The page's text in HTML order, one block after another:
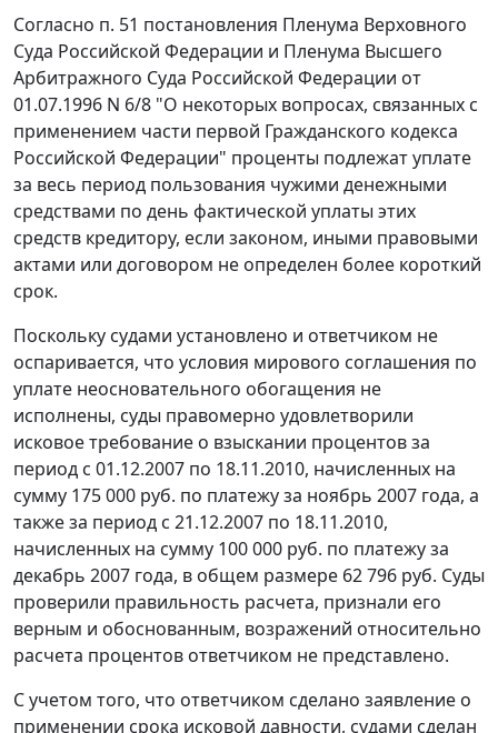
Согласно п. 51 постановления Пленума Верховного
Суда Российской Федерации и Пленума Высшего
Арбитражного Суда Российской Федерации от
01.07.1996 N 6/8 "О некоторых вопросах, связанных с
применением части первой Гражданского кодекса
Российской Федерации" проценты подлежат уплате
за весь период пользования чужими денежными
средствами по день фактической уплаты этих
средств кредитору, если законом, иными правовыми
актами или договором не определен более короткий
срок.
Поскольку судами установлено и ответчиком не
оспаривается, что условия мирового соглашения по
уплате неосновательного обогащения не
исполнены, суды правомерно удовлетворили
исковое требование о взыскании процентов за
период с 01.12.2007 по 18.11.2010, начисленных на
сумму 175 000 руб. по платежу за ноябрь 2007 года, а
также за период с 21.12.2007 по 18.11.2010,
начисленных на сумму 100 000 руб. по платежу за
декабрь 2007 года, в общем размере 62 796 руб. Суды
проверили правильность расчета, признали его
верным и обоснованным, возражений относительно
расчета процентов ответчиком не представлено.
С учетом того, что ответчиком сделано заявление о
применении срока исковой давности, судами сделан